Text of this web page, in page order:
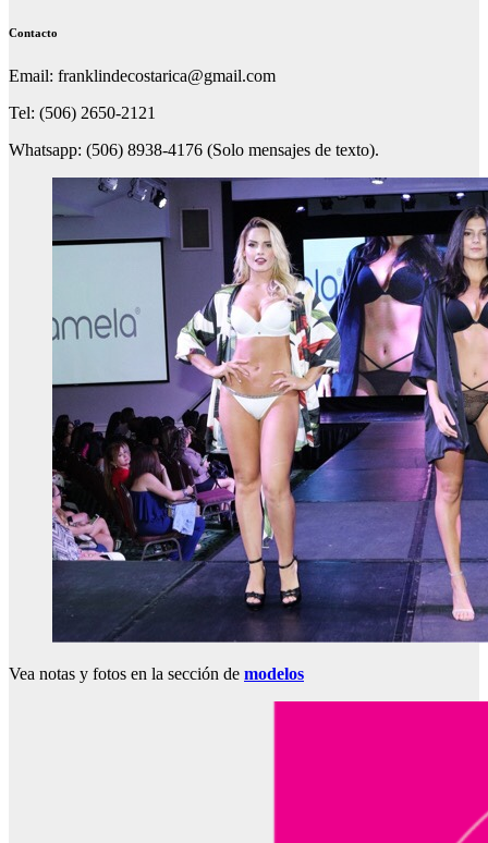
Contacto
Email: franklindecostarica@gmail.com
Tel: (506) 2650-2121
Whatsapp: (506) 8938-4176 (Solo mensajes de texto).
Vea notas y fotos en la sección de modelos